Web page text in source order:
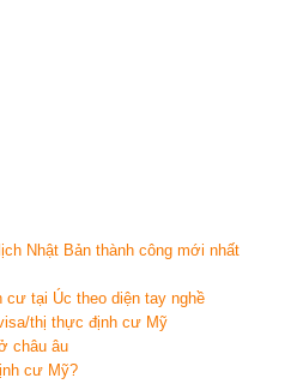
Nhật Bản thành công mới nhất
cư tại Úc theo diện tay nghề
thị thực định cư Mỹ
châu âu
cư Mỹ?